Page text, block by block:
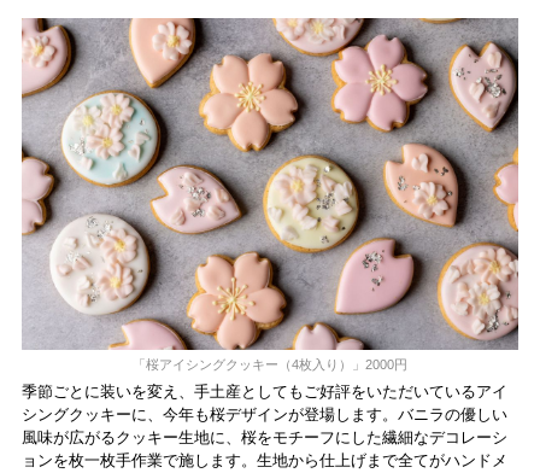
「桜アイシングクッキー（4枚入り）」2000円
季節ごとに装いを変え、手土産としてもご好評をいただいているアイ
シングクッキーに、今年も桜デザインが登場します。バニラの優しい
風味が広がるクッキー生地に、桜をモチーフにした繊細なデコレーシ
ョンを枚一枚手作業で施します。生地から仕上げまで全てがハンドメ